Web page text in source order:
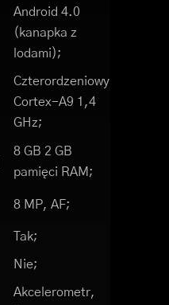
Android 4.0
(kanapka z
lodami);
Czterordzeniowy
Cortex-A9 1,4
GHz;
8 GB 2 GB
pamięci RAM;
8 MP, AF;
Tak;
Nie;
Akcelerometr,